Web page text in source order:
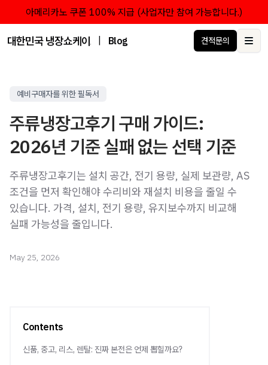
아메리카노 쿠폰 100% 지급 (사업자만 참여 가능합니다.)
대한민국 냉장쇼케이스 점유율 1위 브랜드 한성쇼케이스
Blog 견적문의
예비구매자를 위한 필독서
주류냉장고후기 구매 가이드:
2026년 기준 실패 없는 선택 기준
주류냉장고후기는 설치 공간, 전기 용량, 실제 보관량, AS
조건을 먼저 확인해야 수리비와 재설치 비용을 줄일 수
있습니다. 가격, 설치, 전기 용량, 유지보수까지 비교해
실패 가능성을 줄입니다.
May 25, 2026
Contents
신품, 중고, 리스, 렌탈: 진짜 본전은 언제 뽑힐까요?